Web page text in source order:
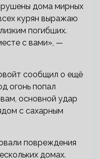
дома мирных
курян выражаю
погибших.
с вами», —
сообщил о ещё
огонь попал
основной удар
с сахарным
повреждения
домах.